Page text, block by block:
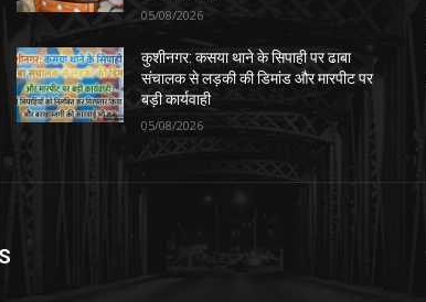
05/08/2026
कुशीनगर: कसया थाने के सिपाही पर ढाबा
संचालक से लड़की की डिमांड और मारपीट पर
बड़ी कार्यवाही
05/08/2026